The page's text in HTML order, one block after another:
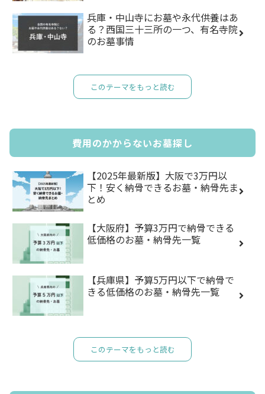
兵庫・中山寺にお墓や永代供養はあ
る？西国三十三所の一つ、有名寺院
のお墓事情
このテーマをもっと読む
費用のかからないお墓探し
【2025年最新版】大阪で3万円以
下！安く納骨できるお墓・納骨先ま
とめ
【大阪府】予算3万円で納骨できる
低価格のお墓・納骨先一覧
【兵庫県】予算5万円以下で納骨で
きる低価格のお墓・納骨先一覧
このテーマをもっと読む